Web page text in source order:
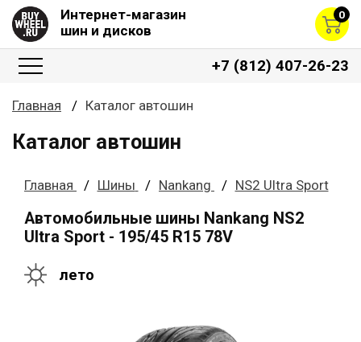
Интернет-магазин
шин и дисков
0
+7 (812) 407-26-23
Главная Каталог автошин
Каталог автошин
Главная Шины Nankang NS2 Ultra Sport
Автомобильные шины Nankang NS2
Ultra Sport - 195/45 R15 78V
лето